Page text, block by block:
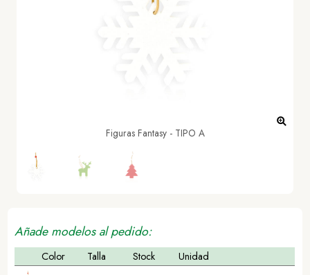
Figuras Fantasy - TIPO A
Añade modelos al pedido:
Color Talla Stock Unidad